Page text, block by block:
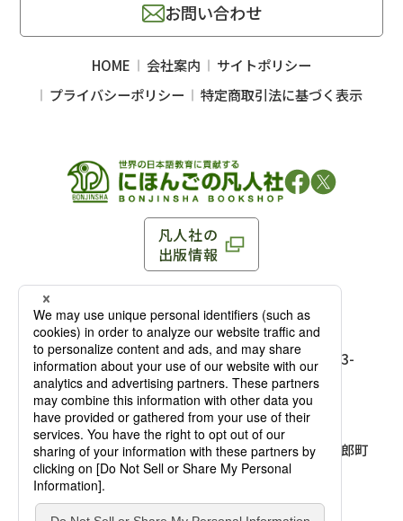
凡人社の
出版情報
〒102-0093 東京都千代田区平河町 1-3-13 8F
TEL：03-3263-3959／FAX：03-3263-3116
麹町店
〒102-0093 東京都千代田区平河町1-3-
13 8F［アクセス］
TEL：03-3239-8673／FAX：03-3263-
3116
大阪店
〒541-0056 大阪府大阪市中央区久太郎町
4-2-10
大西ビルディング 1階［
TEL：06-4256-2684／FAX：03-6733-
お問い合わせ
HOME 会社案内
サイトポリシー
プライバシーポリシー
特定商取引法に基づく表示